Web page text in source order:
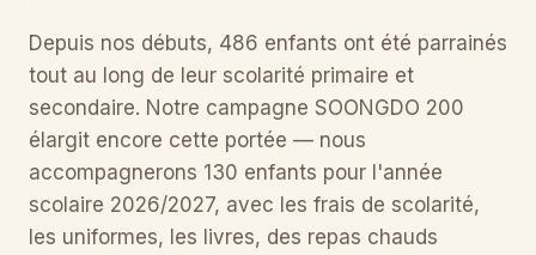
Depuis nos débuts, 486 enfants ont été parrainés
tout au long de leur scolarité primaire et
secondaire. Notre campagne SOONGDO 200
élargit encore cette portée — nous
accompagnerons 130 enfants pour l'année
scolaire 2026/2027, avec les frais de scolarité,
les uniformes, les livres, des repas chauds